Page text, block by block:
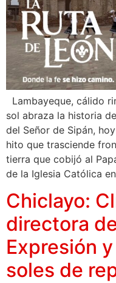
Lambayeque, cálido
sol abraza la historia
del Señor de Sipán,
hito que trasciende
tierra que cobijó al
de la Iglesia Católica
Chiclayo:
directora
Expresión
soles de